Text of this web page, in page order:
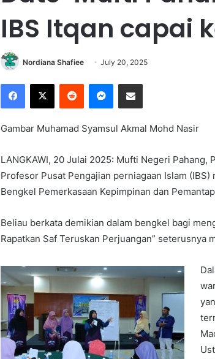
IBS Itqan capai
Nordiana Shafiee July 20, 2025
Gambar Muhamad Syamsul Akmal Mohd Nasir
LANGKAWI, 20 Julai 2025: Mufti Negeri Pahang,
Profesor Pusat Pengajian perniagaan Islam
Bengkel Pemerkasaan Kepimpinan dan
Beliau berkata demikian dalam bengkel bagi
Rapatkan Saf Teruskan Perjuangan”